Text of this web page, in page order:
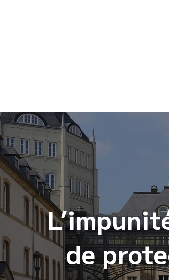
Navigation
de
l’article
de